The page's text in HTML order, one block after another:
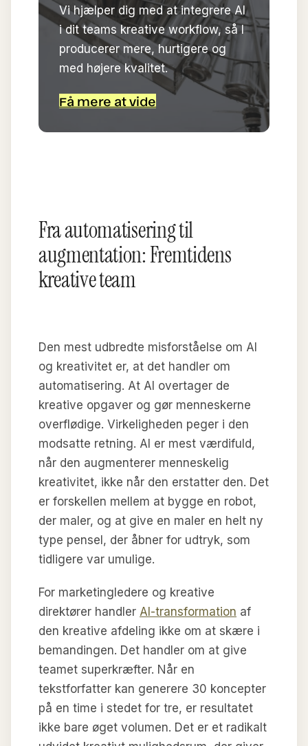
Vi hjælper dig med at integrere AI
i dit teams kreative workflow, så I
producerer mere, hurtigere og
med højere kvalitet.
Få mere at vide
Fra automatisering til
augmentation: Fremtidens
kreative team
Den mest udbredte misforståelse om AI
og kreativitet er, at det handler om
automatisering. At AI overtager de
kreative opgaver og gør menneskerne
overflødige. Virkeligheden peger i den
modsatte retning. AI er mest værdifuld,
når den augmenterer menneskelig
kreativitet, ikke når den erstatter den. Det
er forskellen mellem at bygge en robot,
der maler, og at give en maler en helt ny
type pensel, der åbner for udtryk, som
tidligere var umulige.
For marketingledere og kreative
direktører handler AI-transformation af
den kreative afdeling ikke om at skære i
bemandingen. Det handler om at give
teamet superkræfter. Når en
tekstforfatter kan generere 30 koncepter
på en time i stedet for tre, er resultatet
ikke bare øget volumen. Det er et radikalt